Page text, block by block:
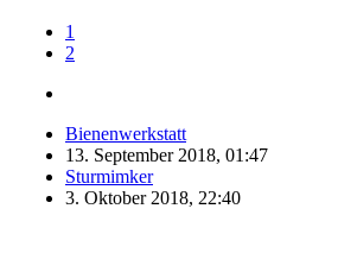
1
2
Bienenwerkstatt
13. September 2018, 01:47
Sturmimker
3. Oktober 2018, 22:40